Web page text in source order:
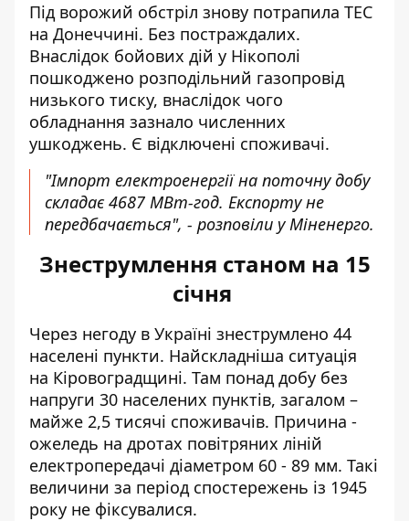
Під ворожий обстріл знову потрапила ТЕС
на Донеччині. Без постраждалих.
Внаслідок бойових дій у Нікополі
пошкоджено розподільний газопровід
низького тиску, внаслідок чого
обладнання зазнало численних
ушкоджень. Є відключені споживачі.
"Імпорт електроенергії на поточну добу
складає 4687 МВт-год. Експорту не
передбачається", - розповіли у Міненерго.
Знеструмлення станом на 15
січня
Через негоду в Україні знеструмлено 44
населені пункти. Найскладніша ситуація
на Кіровоградщині. Там понад добу без
напруги 30 населених пунктів, загалом –
майже 2,5 тисячі споживачів. Причина -
ожеледь на дротах повітряних ліній
електропередачі діаметром 60 - 89 мм. Такі
величини за період спостережень із 1945
року не фіксувалися.